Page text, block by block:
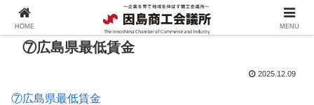
⑦広島県最低賃金
2025.12.09
⑦広島県最低賃金
HOME MENU